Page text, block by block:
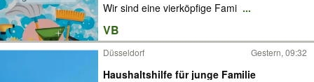
Wir sind eine vierköpfige Fami ...
VB
Düsseldorf Gestern, 09:32
Haushaltshilfe für junge Familie